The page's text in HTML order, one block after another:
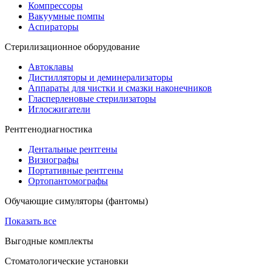
Компрессоры
Вакуумные помпы
Аспираторы
Стерилизационное оборудование
Автоклавы
Дистилляторы и деминерализаторы
Аппараты для чистки и смазки наконечников
Гласперленовые стерилизаторы
Иглосжигатели
Рентгенодиагностика
Дентальные рентгены
Визиографы
Портативные рентгены
Ортопантомографы
Обучающие симуляторы (фантомы)
Показать все
Выгодные комплекты
Стоматологические установки